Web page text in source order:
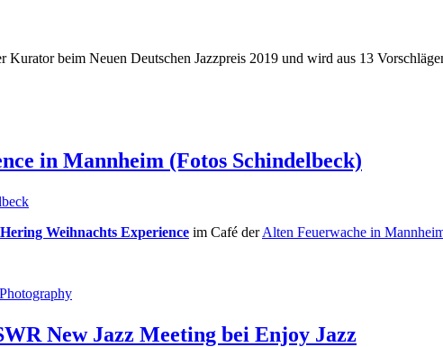
Kurator beim Neuen Deutschen Jazzpreis 2019 und wird aus 13
in Mannheim (Fotos Schindelbeck)
Weihnachts Experience im Café derAlten Feuerwache in
New Jazz Meeting bei Enjoy Jazz